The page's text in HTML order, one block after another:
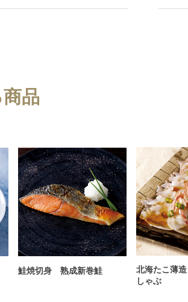
品
鮭焼切身 熟成新巻鮭
北海たこ薄
しゃぶ